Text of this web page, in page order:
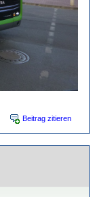
Beitrag zitieren